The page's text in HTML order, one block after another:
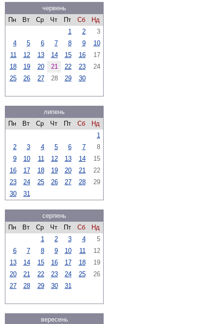
червень
Пн
Вт Ср Чт Пт Сб
Нд
1
2
3
4
5 6 7 8 9
10
11
12 13 14 15 16
17
18
19 20 21 22 23
24
25
26 27 28 29 30
липень
Пн
Вт Ср Чт Пт Сб
Нд
1
2
3 4 5 6 7
8
9
10 11 12 13 14
15
16
17 18 19 20 21
22
23
24 25 26 27 28
29
30
31
серпень
Пн
Вт Ср Чт Пт Сб
Нд
1
2 3 4
5
6
7 8 9 10 11
12
13
14 15 16 17 18
19
20
21 22 23 24 25
26
27
28 29 30 31
вересень